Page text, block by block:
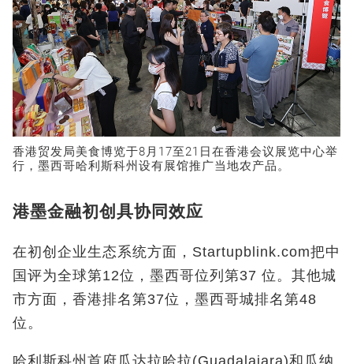
香港贸发局美食博览于8月 17至21 日在香港会议展览中心举
行，墨西哥哈利斯科州设有展馆推广当地农产品。
港墨金融初创具协同效应
在初创企业生态系统方面，Startupblink.com把中
国评为全球第12位，墨西哥位列第37 位。其他城
市方面，香港排名第37位，墨西哥城排名第48
位。